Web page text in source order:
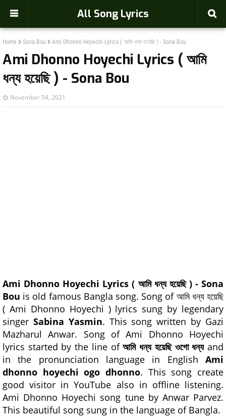
All Song Lyrics
Home Sona Bou Ami Dhonno Hoyechi Lyrics ( আমি ধন্য হয়েছি ) - Sona Bou
Ami Dhonno Hoyechi Lyrics ( আমি
ধন্য হয়েছি ) - Sona Bou
November 04, 2021
Ami Dhonno Hoyechi Lyrics ( আমি ধন্য হয়েছি ) - Sona
Bou is old famous Bangla song. Song of আমি ধন্য হয়েছি
( Ami Dhonno Hoyechi ) lyrics sung by legendary
singer Sabina Yasmin. This song written by Gazi
Mazharul Anwar. Song of Ami Dhonno Hoyechi
lyrics started by the line ofআমি ধন্য হয়েছি ওগো ধন্যand
in the pronunciation language in English Ami
dhonno hoyechi ogo dhonno. This song create
good visitor in YouTube also in offline listening.
Ami Dhonno Hoyechi song tune by Anwar Parvez.
This beautiful song sung in the language of Bangla.